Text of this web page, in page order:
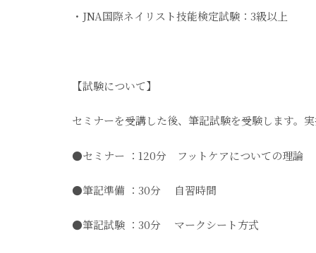
・JNA国際ネイリスト技能検定試験：3級以上
【試験について】
セミナーを受講した後、筆記試験を受験します。実
●セミナー ：120分 フットケアについての理論
●筆記準備 ：30分 自習時間
●筆記試験 ：30分 マークシート方式